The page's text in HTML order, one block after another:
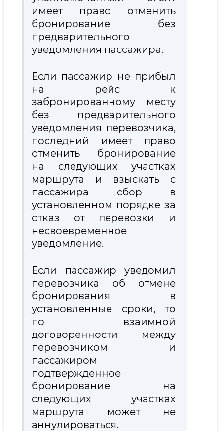
имеет право отменить
бронирование без
предварительного
уведомления пассажира.
Если пассажир не прибыл
на рейс к
забронированному месту
без предварительного
уведомления перевозчика,
последний имеет право
отменить бронирование
на следующих участках
маршрута и взыскать с
пассажира сбор в
установленном порядке за
отказ от перевозки и
несвоевременное
уведомление.
Если пассажир уведомил
перевозчика об отмене
бронирования в
установленные сроки, то
по взаимной
договоренности между
перевозчиком и
пассажиром
подтвержденное
бронирование на
следующих участках
маршрута может не
аннулироваться.